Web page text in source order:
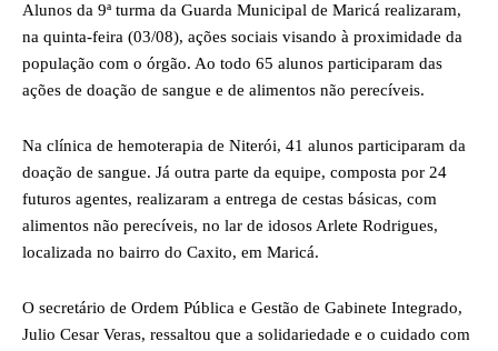
Alunos da 9ª turma da Guarda Municipal de Maricá realizaram,
na quinta-feira (03/08), ações sociais visando à proximidade da
população com o órgão. Ao todo 65 alunos participaram das
ações de doação de sangue e de alimentos não perecíveis.
Na clínica de hemoterapia de Niterói, 41 alunos participaram da
doação de sangue. Já outra parte da equipe, composta por 24
futuros agentes, realizaram a entrega de cestas básicas, com
alimentos não perecíveis, no lar de idosos Arlete Rodrigues,
localizada no bairro do Caxito, em Maricá.
O secretário de Ordem Pública e Gestão de Gabinete Integrado,
Julio Cesar Veras, ressaltou que a solidariedade e o cuidado com